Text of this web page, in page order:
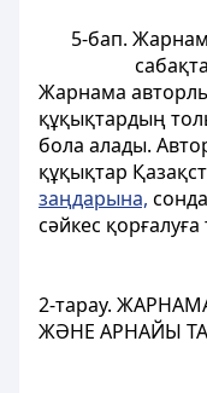
5-бап.
Жарнама
құқықтардың
бола алады.
құқықтар
заңдарына,
сәйкес қорғалуға
2-тарау.
ЖӘНЕ АРНАЙЫ